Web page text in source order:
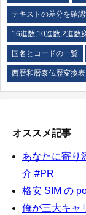
テキストの差分を確
16進数,10進数,2進数
国名とコードの一覧
西暦和暦泰仏歴変換表
オススメ記事
あなたに寄り
介 #PR
格安 SIM の
俺が三大キャ